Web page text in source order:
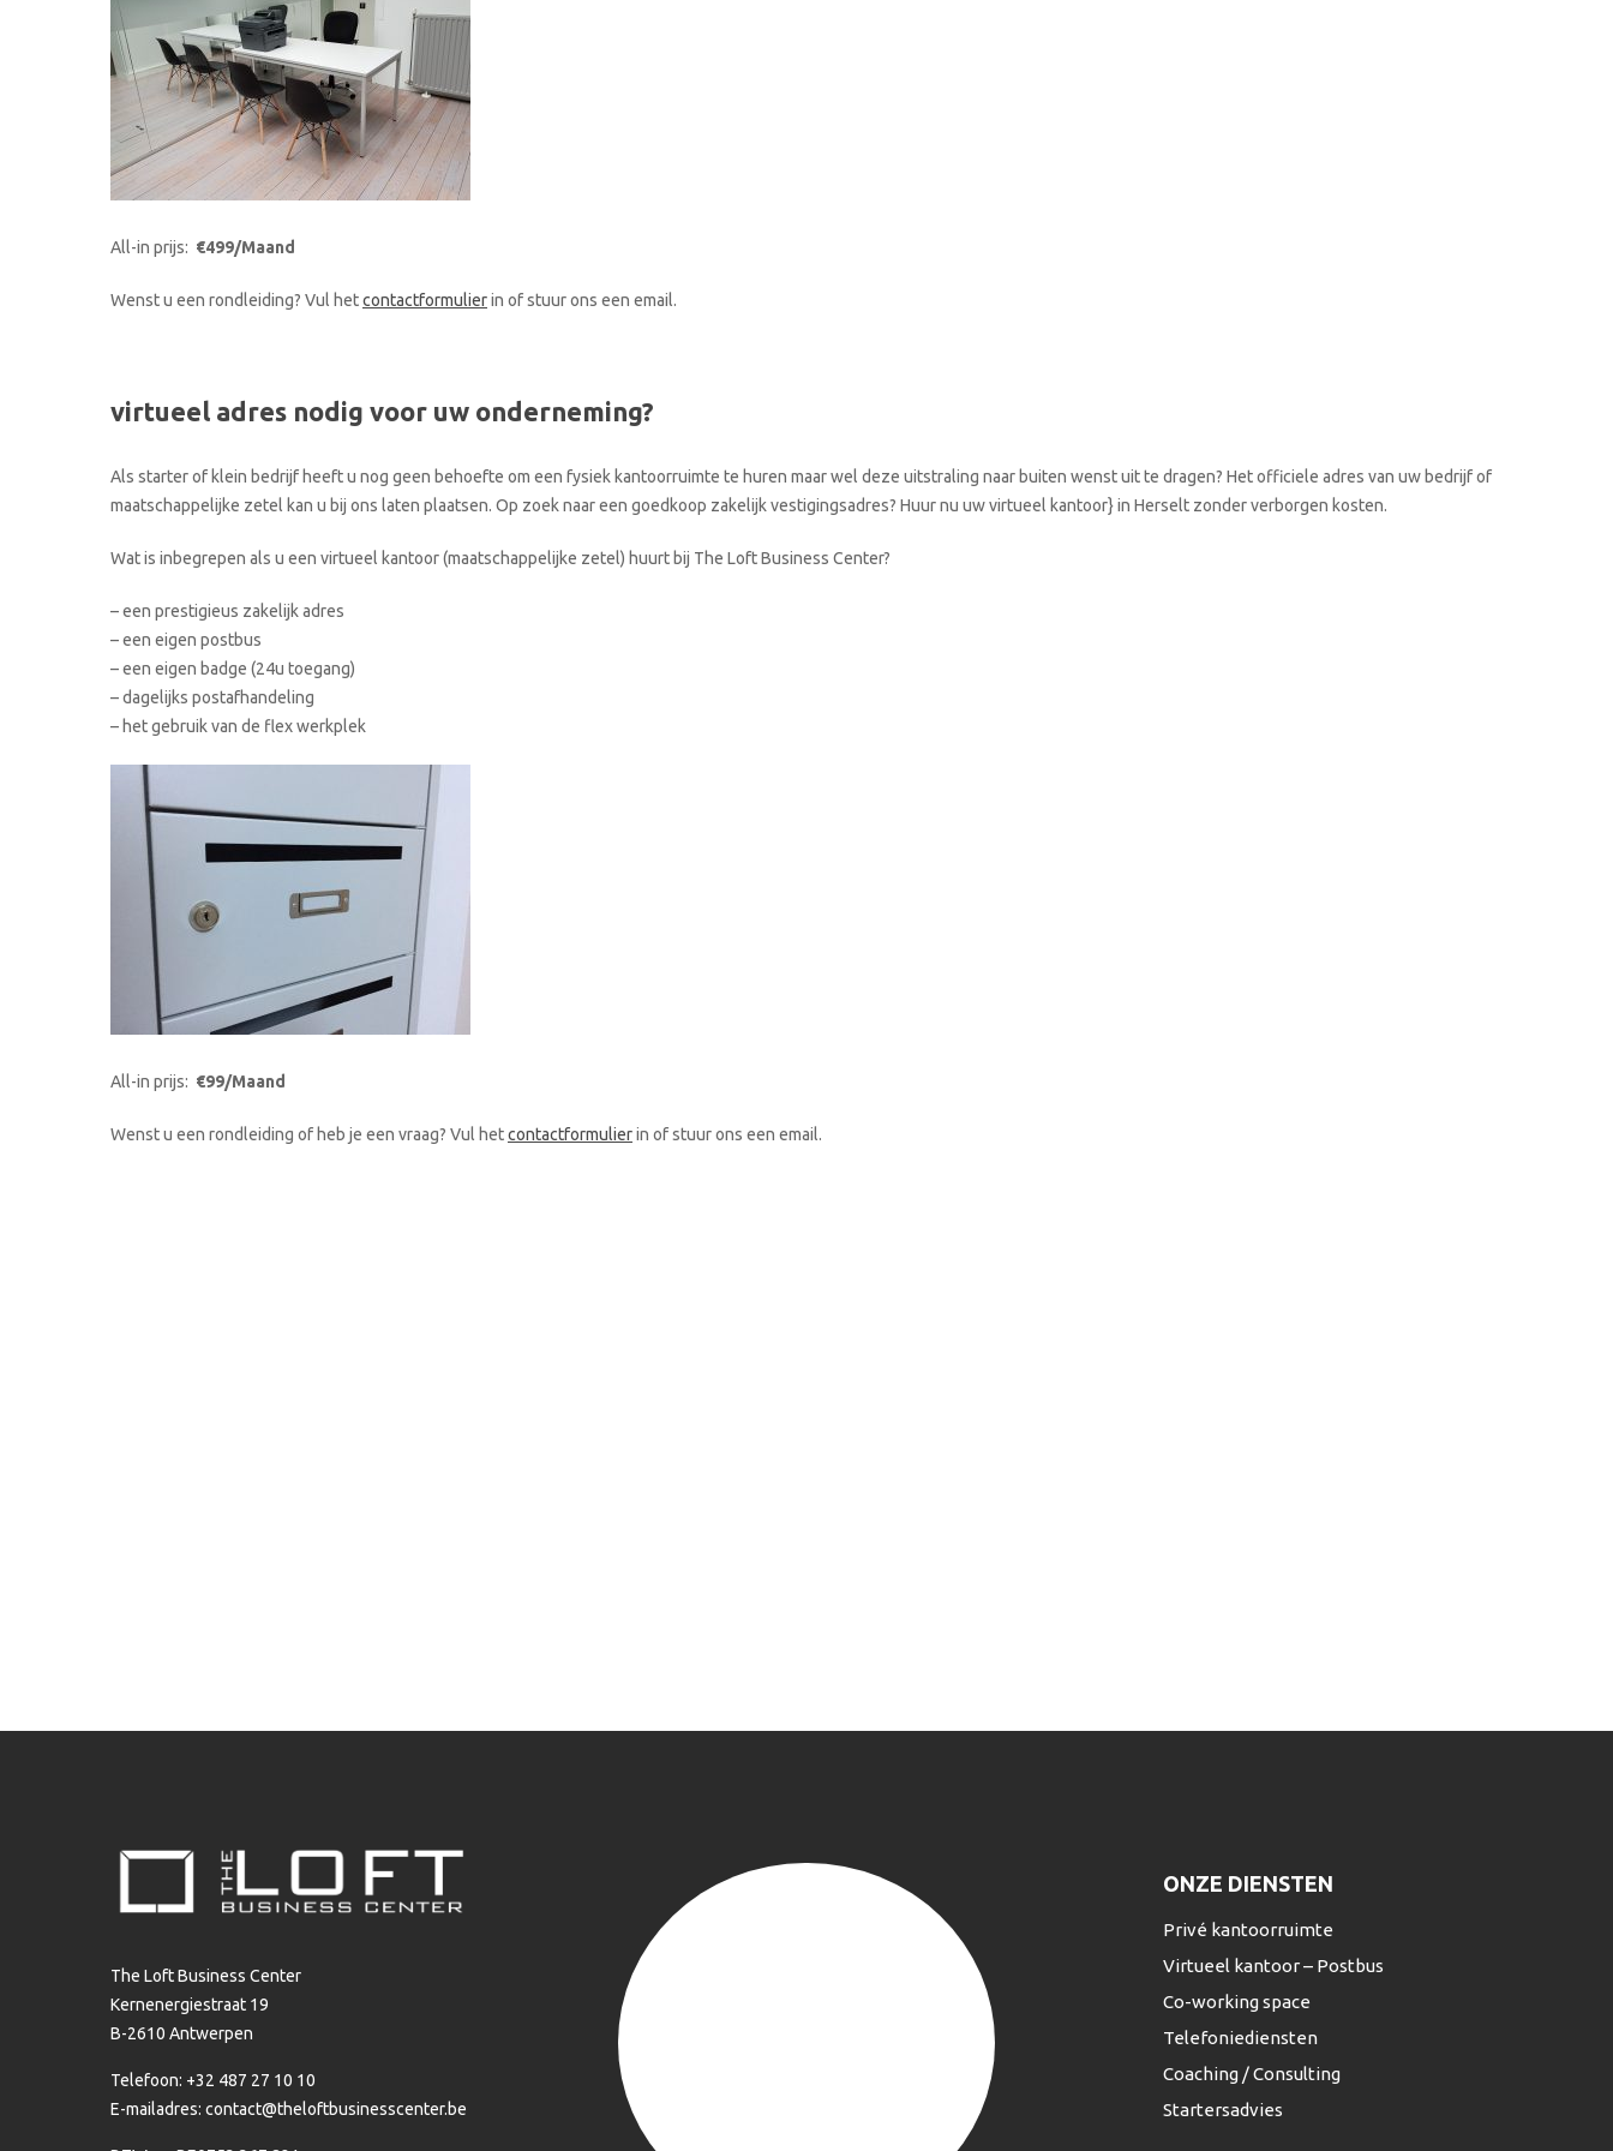
All-in prijs: €499/Maand
Wenst u een rondleiding? Vul hetcontactformulierin of stuur ons een email.
virtueel adres nodig voor uw onderneming?
Als starter of klein bedrijf heeft u nog geen behoefte om een fysiek kantoorruimte te huren maar wel deze uitstraling naar buiten wenst uit te dragen? Het officiele adres van uw bedrijf of
maatschappelijke zetel kan u bij ons laten plaatsen. Op zoek naar een goedkoop zakelijk vestigingsadres? Huur nu uw virtueel kantoor} in Herselt zonder verborgen kosten.
Wat is inbegrepen als u een virtueel kantoor (maatschappelijke zetel) huurt bij The Loft Business Center?
– een prestigieus zakelijk adres
– een eigen postbus
– een eigen badge (24u toegang)
– dagelijks postafhandeling
– het gebruik van de flex werkplek
All-in prijs: €99/Maand
Wenst u een rondleiding of heb je een vraag? Vul hetcontactformulierin of stuur ons een email.
The Loft Business Center
Kernenergiestraat 19
B-2610 Antwerpen
Telefoon: +32 487 27 10 10
E-mailadres: contact@theloftbusinesscenter.be
ONZE DIENSTEN
Privé kantoorruimte
Virtueel kantoor – Postbus
Co-working space
Telefoniediensten
Coaching / Consulting
Startersadvies